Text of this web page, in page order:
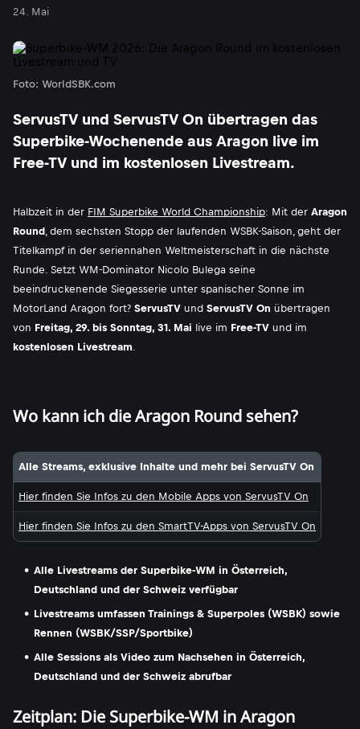
24. Mai
Foto: WorldSBK.com
ServusTV und ServusTV On übertragen das
Superbike-Wochenende aus Aragon live im
Free-TV und im kostenlosen Livestream.
Halbzeit in der FIM Superbike World Championship: Mit der Aragon
Round, dem sechsten Stopp der laufenden WSBK-Saison, geht der
Titelkampf in der seriennahen Weltmeisterschaft in die nächste
Runde. Setzt WM-Dominator Nicolo Bulega seine
beeindruckenende Siegesserie unter spanischer Sonne im
MotorLand Aragon fort? ServusTV und ServusTV On übertragen
von Freitag, 29. bis Sonntag, 31. Mai live im Free-TV und im
kostenlosen Livestream.
Wo kann ich die Aragon Round sehen?
Alle Streams, exklusive Inhalte und mehr bei ServusTV On
Hier finden Sie Infos zu den Mobile Apps von ServusTV On
Hier finden Sie Infos zu den SmartTV-Apps von ServusTV On
Alle Livestreams der Superbike-WM in Österreich,
Deutschland und der Schweiz verfügbar
Livestreams umfassen Trainings & Superpoles (WSBK) sowie
Rennen (WSBK/SSP/Sportbike)
Alle Sessions als Video zum Nachsehen in Österreich,
Deutschland und der Schweiz abrufbar
Zeitplan: Die Superbike-WM in Aragon